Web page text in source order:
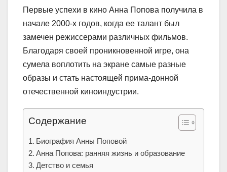
Первые успехи в кино Анна Попова получила в
начале 2000-х годов, когда ее талант был
замечен режиссерами различных фильмов.
Благодаря своей проникновенной игре, она
сумела воплотить на экране самые разные
образы и стать настоящей прима-донной
отечественной киноиндустрии.
Содержание
Биография Анны Поповой
Анна Попова: ранняя жизнь и образование
Детство и семья